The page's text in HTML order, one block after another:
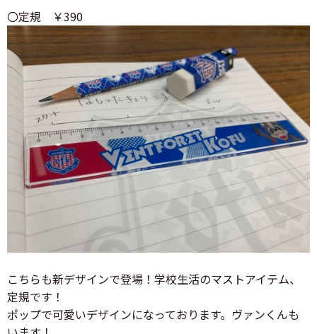
〇定規 ￥390
こちらも新デザインで登場！学校生活のマストアイテム、
定規です！
ポップで可愛いデザインになっております。ヴァンくんも